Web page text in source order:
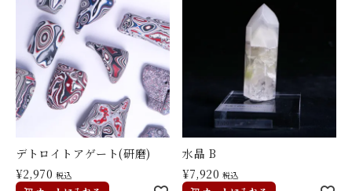
デトロイトアゲート(研磨)
¥2,970 税込
水晶 B
¥7,920 税込